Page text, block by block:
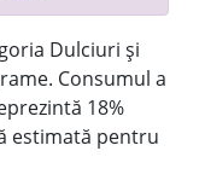
Dulciuri și
Consumul a
18%
estimată pentru